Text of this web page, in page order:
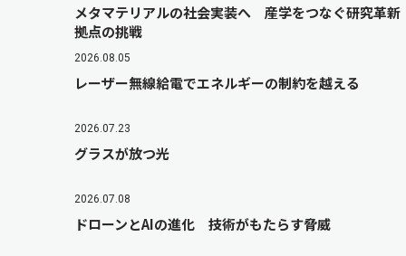
メタマテリアルの社会実装へ 産学をつなぐ研究革新
拠点の挑戦
2026.08.05
レーザー無線給電でエネルギーの制約を越える
2026.07.23
グラスが放つ光
2026.07.08
ドローンとAIの進化 技術がもたらす脅威